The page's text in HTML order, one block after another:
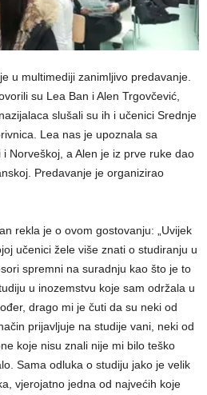
u multimediji zanimljivo predavanje.
su Lea Ban i Alen Trgovčević,
slušali su ih i učenici Srednje
Lea nas je upoznala sa
Norveškoj, a Alen je iz prve ruke dao
Predavanje je organizirao
rekla je o ovom gostovanju: „Uvijek
učenici žele više znati o studiranju u
spremni na suradnju kao što je to
u inozemstvu koje sam održala u
drago mi je čuti da su neki od
prijavljuje na studije vani, neki od
koje nisu znali nije mi bilo teško
Sama odluka o studiju jako je velik
vjerojatno jedna od najvećih koje